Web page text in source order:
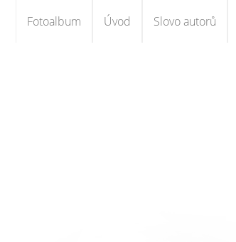
Fotoalbum Úvod Slovo autorů